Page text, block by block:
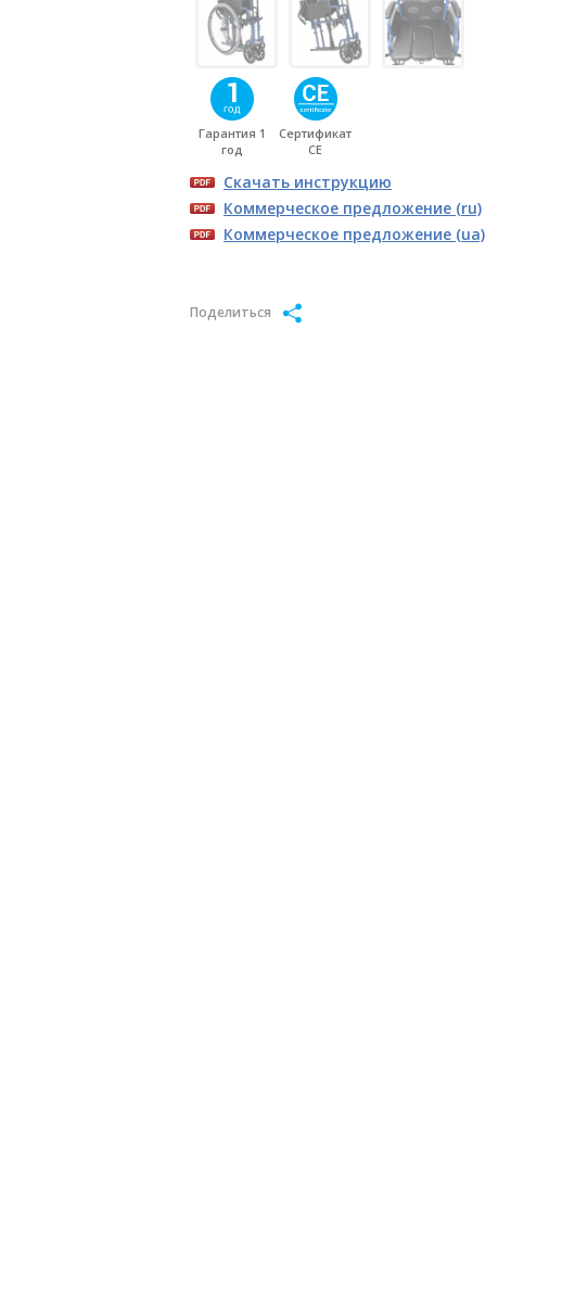
Гарантия 1
год
Сертификат
CE
Скачать инструкцию
Коммерческое предложение (ru)
Коммерческое предложение (ua)
Поделиться